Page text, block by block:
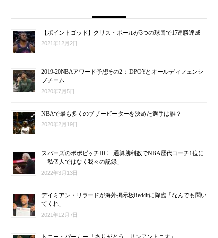
【ポイントゴッド】クリス・ポールが3つの球団で17連勝達成
2021年12月2日
2019-20NBAアワード予想その2： DPOYとオールディフェンシ
ブチーム
2020年7月5日
NBAで最も多くのブザービーターを決めた選手は誰？
2020年2月19日
スパーズのポポビッチHC、通算勝利数でNBA歴代コーチ1位に
「私個人ではなく我々の記録」
2022年3月13日
デイミアン・リラードが海外掲示板Redditに降臨「なんでも聞い
てくれ」
2021年12月7日